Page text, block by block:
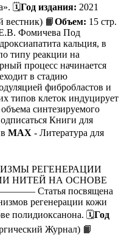
🗓Год издания: 2021
вестник) 📙Объем: 15 стр.
Фомичева Под
кальция, в
типу реакции на
процесс начинается
в стадию
фибробластов и
типов клеток индуцирует
синтезируемого
Книги для
MAX - Литература для
РЕГЕНЕРАЦИИ
НИТЕЙ НА ОСНОВЕ
Статья посвящена
регенерации кожи
полидиоксанона. 🗓Год
Журнал) 📙